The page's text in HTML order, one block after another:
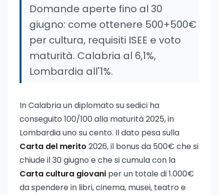
Domande aperte fino al 30
giugno: come ottenere 500+500€
per cultura, requisiti ISEE e voto
maturità. Calabria al 6,1%,
Lombardia all'1%.
In Calabria un diplomato su sedici ha
conseguito 100/100 alla maturità 2025, in
Lombardia uno su cento. Il dato pesa sulla
Carta del merito 2026, il bonus da 500€ che si
chiude il 30 giugno e che si cumula con la
Carta cultura giovani per un totale di 1.000€
da spendere in libri, cinema, musei, teatro e